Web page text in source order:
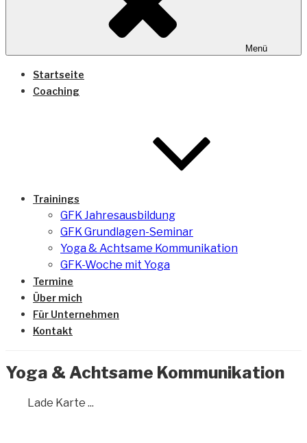
Menü
Startseite
Coaching
Trainings
GFK Jahresausbildung
GFK Grundlagen-Seminar
Yoga & Achtsame Kommunikation
GFK-Woche mit Yoga
Termine
Über mich
Für Unternehmen
Kontakt
Yoga & Achtsame Kommunikation
Lade Karte ...